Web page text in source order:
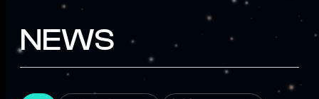
NEWS